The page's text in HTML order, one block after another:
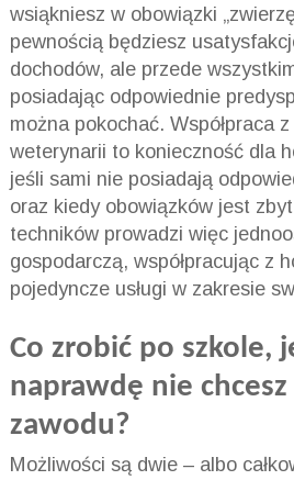
wsiąkniesz w obowiązki
pewnością będziesz
dochodów, ale przede
posiadając odpowiednie
można pokochać. Współpraca
weterynarii to konieczność dla
jeśli sami nie posiadają
oraz kiedy obowiązków jest
techników prowadzi więc
gospodarczą, współpracując z
pojedyncze usługi w zakresie
Co zrobić po szkole,
naprawdę nie
zawodu?
Możliwości są dwie – albo